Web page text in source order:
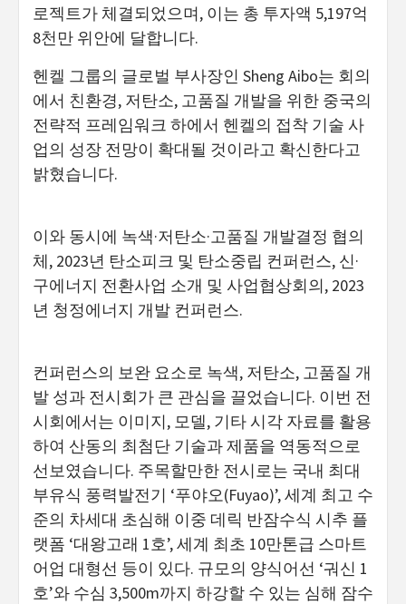
로젝트가 체결되었으며, 이는 총 투자액 5,197억
8천만 위안에 달합니다.
헨켈 그룹의 글로벌 부사장인 Sheng Aibo는 회의
에서 친환경, 저탄소, 고품질 개발을 위한 중국의
전략적 프레임워크 하에서 헨켈의 접착 기술 사
업의 성장 전망이 확대될 것이라고 확신한다고
밝혔습니다.
이와 동시에 녹색·저탄소·고품질 개발결정 협의
체, 2023년 탄소피크 및 탄소중립 컨퍼런스, 신·
구에너지 전환사업 소개 및 사업협상회의, 2023
년 청정에너지 개발 컨퍼런스.
컨퍼런스의 보완 요소로 녹색, 저탄소, 고품질 개
발 성과 전시회가 큰 관심을 끌었습니다. 이번 전
시회에서는 이미지, 모델, 기타 시각 자료를 활용
하여 산동의 최첨단 기술과 제품을 역동적으로
선보였습니다. 주목할만한 전시로는 국내 최대
부유식 풍력발전기 ‘푸야오(Fuyao)’, 세계 최고 수
준의 차세대 초심해 이중 데릭 반잠수식 시추 플
랫폼 ‘대왕고래 1호’, 세계 최초 10만톤급 스마트
어업 대형선 등이 있다. 규모의 양식어선 ‘궈신 1
호’와 수심 3,500m까지 하강할 수 있는 심해 잠수